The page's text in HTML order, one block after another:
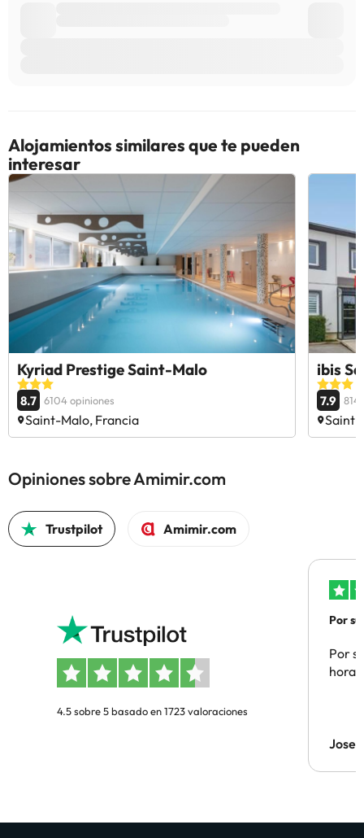
Alojamientos similares que te pueden
interesar
Kyriad Prestige Saint-Malo
8.7 6104 opiniones
Saint-Malo, Francia
ibis
7.9 814
Saint-
Opiniones sobre Amimir.com
Trustpilot Amimir.com
4.5 sobre 5 basado en 1723 valoraciones
Por
Por
hora
Jose